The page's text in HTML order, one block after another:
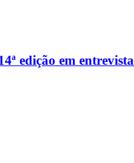
edição em